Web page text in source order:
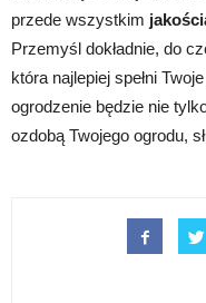
przede wszystkim
Przemyśl dokładnie, do
która najlepiej spełni
ogrodzenie będzie nie
ozdobą Twojego ogrodu,